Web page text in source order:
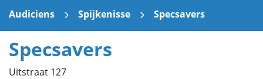
Audiciens
Spijkenisse Specsavers
Specsavers
Uitstraat 127